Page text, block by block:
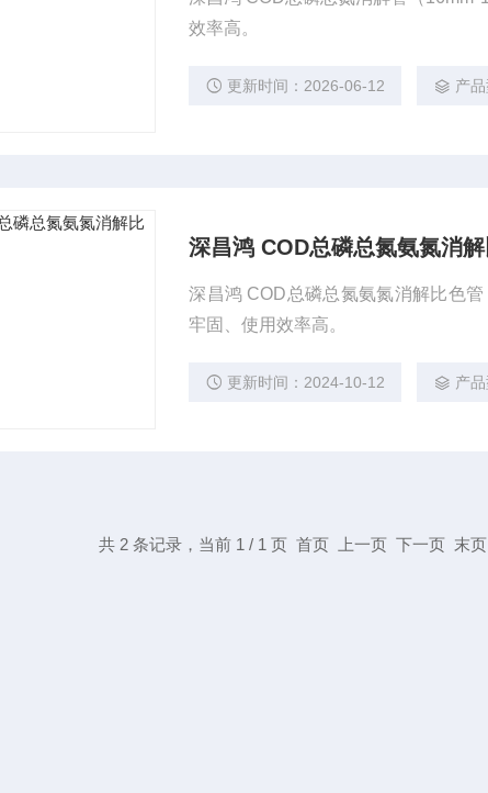
效率高。
更新时间：2026-06-12 产
深昌鸿 COD总磷总氮氨氮消
深昌鸿 COD总磷总氮氨氮消解比色
牢固、使用效率高。
更新时间：2024-10-12 产
共 2 条记录，当前 1 / 1 页 首页 上一页 下一页 末